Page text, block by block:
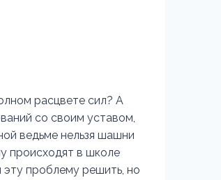
расцвете сил? А
со своим уставом,
ведьме нельзя шашни
происходят в школе
эту проблему решить, но